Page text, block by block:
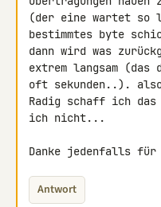
(der eine wartet so
bestimmtes byte
dann wird was
extrem langsam (das
oft sekunden..).
Radig schaff ich das
ich nicht...
Danke jedenfalls
Antwort